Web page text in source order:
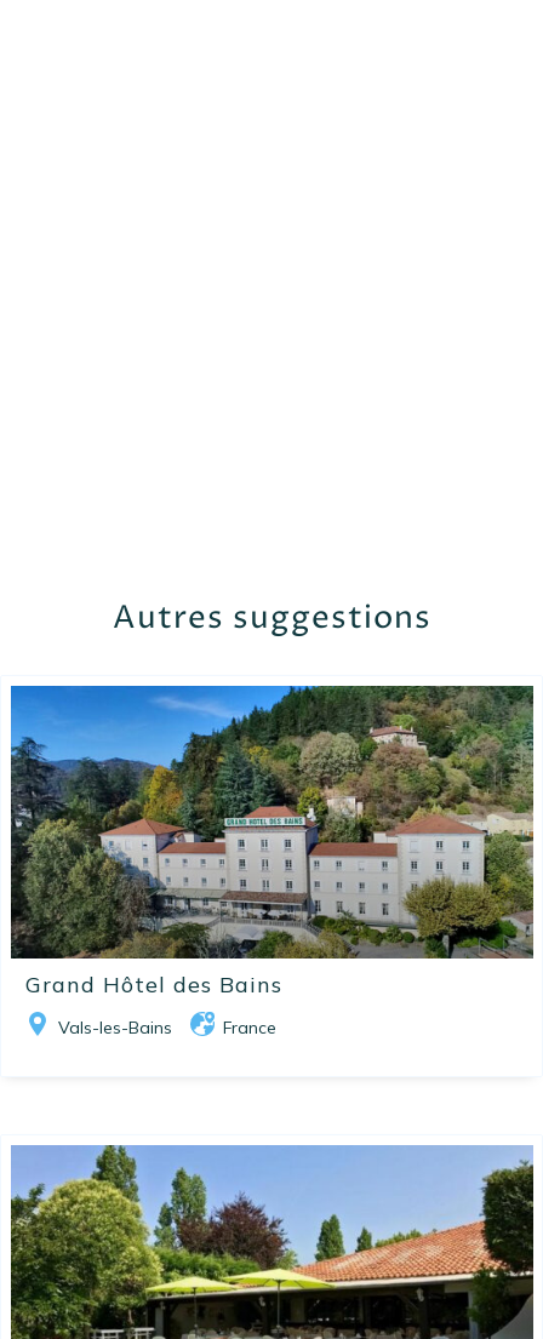
Autres suggestions
Grand Hôtel des Bains
Vals-les-Bains France